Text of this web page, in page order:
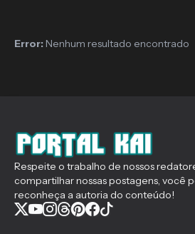
Error: Nenhum resultado encontrado
Respeite o trabalho de nossos
compartilhar nossas postagens, você
reconheça a autoria do conteúdo!